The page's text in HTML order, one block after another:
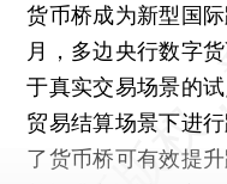
货币桥成为新型国
月，多边央行数字
于真实交易场景的
贸易结算场景下进
了货币桥可有效提